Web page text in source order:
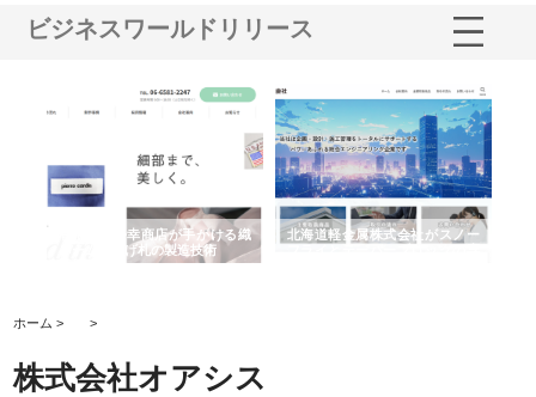
ビジネスワールドリリース
有限会社松幸商店が手がける織
ネームと下げ札の製造技術
北海道軽金属株式会社がスノー
ホーム > >
株式会社オアシス